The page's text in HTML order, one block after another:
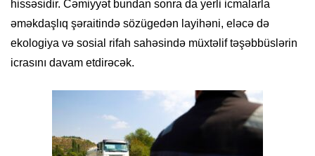
hissəsidir. Cəmiyyət bundan sonra da yerli icmalarla
əməkdaşlıq şəraitində sözügedən layihəni, eləcə də
ekologiya və sosial rifah sahəsində müxtəlif təşəbbüslərin
icrasını davam etdirəcək.